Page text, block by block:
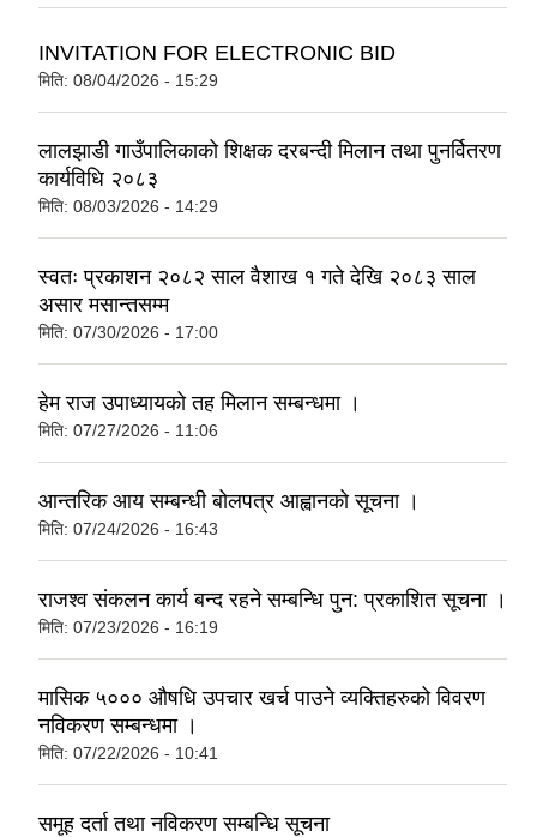
INVITATION FOR ELECTRONIC BID
मिति: 08/04/2026 - 15:29
लालझाडी गाउँपालिकाको शिक्षक दरबन्दी मिलान तथा पुनर्वितरण
कार्यविधि २०८३
मिति: 08/03/2026 - 14:29
स्वतः प्रकाशन २०८२ साल वैशाख १ गते देखि २०८३ साल
असार मसान्तसम्म
मिति: 07/30/2026 - 17:00
हेम राज उपाध्यायको तह मिलान सम्बन्धमा ।
मिति: 07/27/2026 - 11:06
आन्तरिक आय सम्बन्धी बोलपत्र आह्वानको सूचना ।
मिति: 07/24/2026 - 16:43
राजश्व संकलन कार्य बन्द रहने सम्बन्धि पुन: प्रकाशित सूचना ।
मिति: 07/23/2026 - 16:19
मासिक ५००० औषधि उपचार खर्च पाउने व्यक्तिहरुको विवरण
नविकरण सम्बन्धमा ।
मिति: 07/22/2026 - 10:41
समूह दर्ता तथा नविकरण सम्बन्धि सूचना